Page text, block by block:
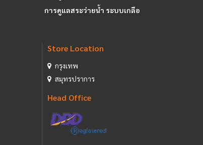
การดูแลสระว่ายน้ำ ระบบเกลือ
Store Location
กรุงเทพ
สมุทรปราการ
Head Office